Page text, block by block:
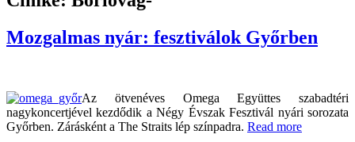
Mozgalmas nyár: fesztiválok Győrben
Az ötvenéves Omega Együttes szabadtéri
nagykoncertjével kezdődik a Négy Évszak Fesztivál nyári sorozata
Győrben. Zárásként a The Straits lép színpadra. Read more